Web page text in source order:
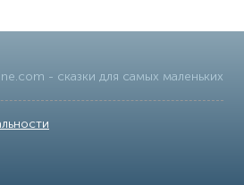
- сказки для самых маленьких